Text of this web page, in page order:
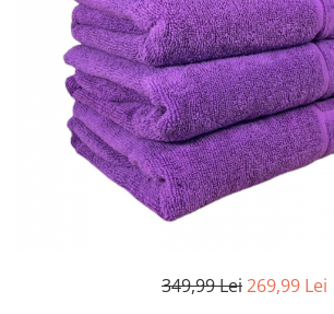
Cearceaf cu elastic
Cearceaf normal
Lenjerii De Pat Creponate
Lenjerii De Pat Bumbac Poplin 2
Persoane
Lenjerii De Pat Bumbac Poplin,
Matlasate, 2 Persoane
Lenjerii De Pat Bumbac Satinat 2
349,99 Lei269,99 Lei